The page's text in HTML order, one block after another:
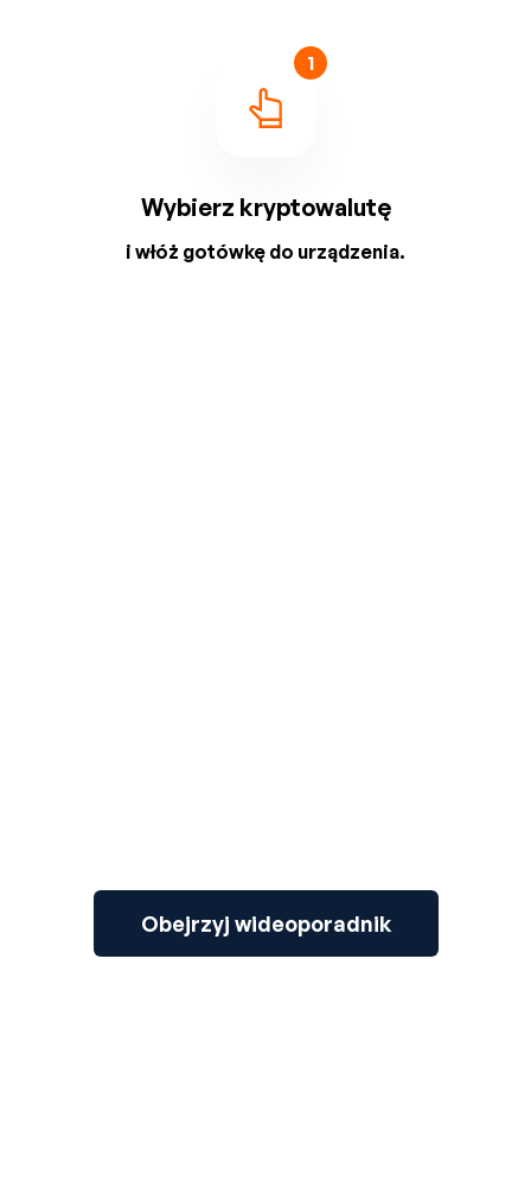
1
Wybierz kryptowalutę
i włóż gotówkę do urządzenia.
Obejrzyj wideoporadnik